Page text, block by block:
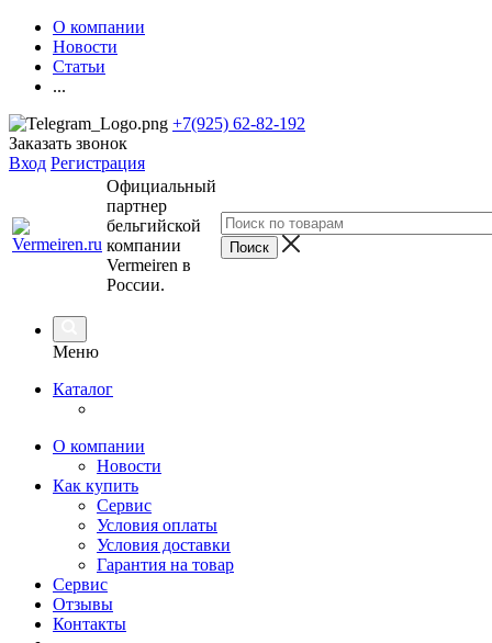
О компании
Новости
Статьи
...
+7(925) 62-82-192
Заказать звонок
Вход Регистрация
Официальный
партнер
бельгийской
компании
Vermeiren в
России.
Меню
Каталог
О компании
Новости
Как купить
Сервис
Условия оплаты
Условия доставки
Гарантия на товар
Сервис
Отзывы
Контакты